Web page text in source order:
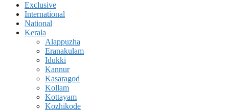
Exclusive
International
National
Kerala
Alappuzha
Eranakulam
Idukki
Kannur
Kasaragod
Kollam
Kottayam
Kozhikode